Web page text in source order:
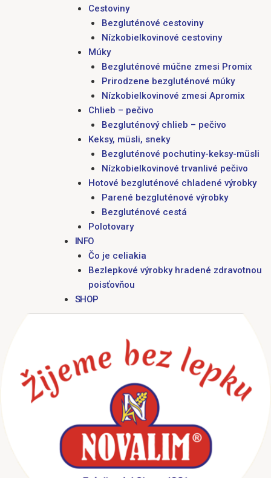
Cestoviny
Bezgluténové cestoviny
Nízkobielkovinové cestoviny
Múky
Bezgluténové múčne zmesi Promix
Prirodzene bezgluténové múky
Nízkobielkovinové zmesi Apromix
Chlieb – pečivo
Bezgluténový chlieb – pečivo
Keksy, müsli, sneky
Bezgluténové pochutiny-keksy-müsli
Nízkobielkovinové trvanlivé pečivo
Hotové bezgluténové chladené výrobky
Parené bezgluténové výrobky
Bezgluténové cestá
Polotovary
INFO
Čo je celiakia
Bezlepkové výrobky hradené zdravotnou
poisťovňou
SHOP